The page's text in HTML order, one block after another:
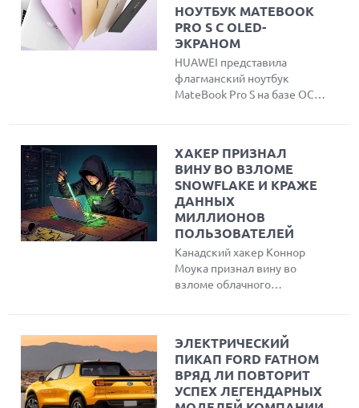
НОУТБУК MATEBOOK
PRO S С OLED-
ЭКРАНОМ
HUAWEI представила
флагманский ноутбук
MateBook Pro S на базе ОС
ультралегким корпусом
весом 798 г, ярким OLED-
дисплеем с частотой
обновления 120 Гц и
уникальным физическим
переключателем режима
конфиденциальности
Lingdun для защиты от
посторонних взглядов.
ХАКЕР ПРИЗНАЛ
ВИНУ ВО ВЗЛОМЕ
SNOWFLAKE И КРАЖЕ
ДАННЫХ
МИЛЛИОНОВ
ПОЛЬЗОВАТЕЛЕЙ
Канадский хакер Коннор
Моука признал вину во
взломе облачного
165 компаний, включая
AT&T и Ticketmaster.
Злоумышленник похитил
информацию о миллионах
пользователей, получил
ЭЛЕКТРИЧЕСКИЙ
ПИКАП FORD FATHOM
ВРЯД ЛИ ПОВТОРИТ
УСПЕХ ЛЕГЕНДАРНЫХ